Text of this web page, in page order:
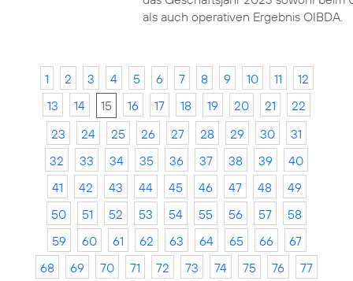
als auch operativen Ergebnis OIBDA.
1 2 3 4 5 6 7 8 9 10 11
12
13
14 15 16 17 18 19 20 21
22
23
24 25 26 27 28 29 30
31
32
33 34 35 36 37 38 39
40
41
42 43 44 45 46 47 48
49
50
51 52 53 54 55 56 57
58
59
60 61 62 63 64 65 66
67
68
69 70 71 72 73 74 75 76
77